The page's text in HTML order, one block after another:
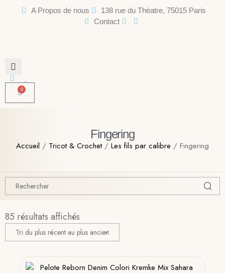
A Propos de nous
138 rue du Théatre, 75015 Paris
Contact
0
Fingering
Accueil / Tricot & Crochet/ Les fils par calibre / Fingering
85 résultats affichés